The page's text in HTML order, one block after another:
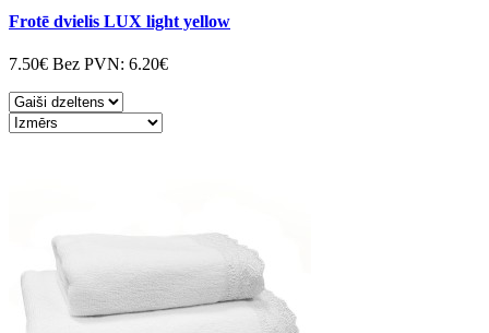
Frotē dvielis LUX light yellow
7.50€ Bez PVN: 6.20€